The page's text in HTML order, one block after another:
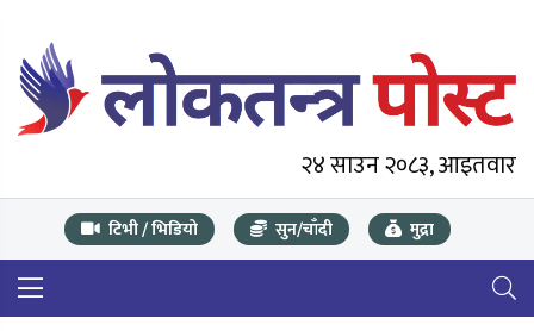
२४ साउन २०८३, आइतवार
टिभी / भिडियो सुन/चाँदी मुद्रा